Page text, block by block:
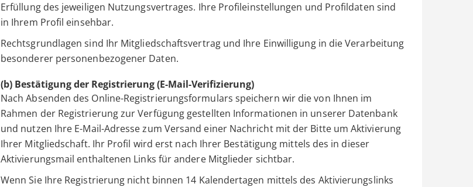
Erfüllung des jeweiligen Nutzungsvertrages. Ihre Profileinstellungen und Profildaten sind
in Ihrem Profil einsehbar.
Rechtsgrundlagen sind Ihr Mitgliedschaftsvertrag und Ihre Einwilligung in die Verarbeitung
besonderer personenbezogener Daten.
(b) Bestätigung der Registrierung (E-Mail-Verifizierung)
Nach Absenden des Online-Registrierungsformulars speichern wir die von Ihnen im
Rahmen der Registrierung zur Verfügung gestellten Informationen in unserer Datenbank
und nutzen Ihre E-Mail-Adresse zum Versand einer Nachricht mit der Bitte um Aktivierung
Ihrer Mitgliedschaft. Ihr Profil wird erst nach Ihrer Bestätigung mittels des in dieser
Aktivierungsmail enthaltenen Links für andere Mitglieder sichtbar.
Wenn Sie Ihre Registrierung nicht binnen 14 Kalendertagen mittels des Aktivierungslinks